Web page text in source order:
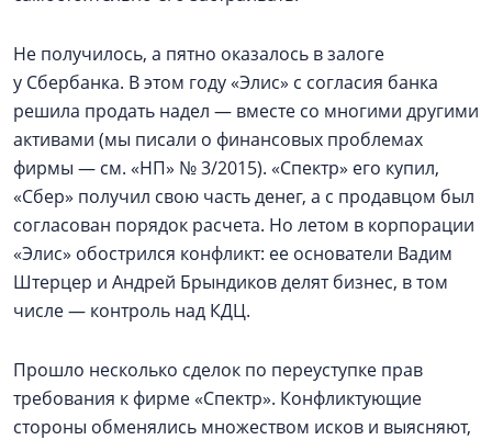
Не получилось, а пятно оказалось в залоге
у Сбербанка. В этом году «Элис» с согласия банка
решила продать надел — вместе со многими другими
активами (мы писали о финансовых проблемах
фирмы — см. «НП» № 3/2015). «Спектр» его купил,
«Сбер» получил свою часть денег, а с продавцом был
согласован порядок расчета. Но летом в корпорации
«Элис» обострился конфликт: ее основатели Вадим
Штерцер и Андрей Брындиков делят бизнес, в том
числе — контроль над КДЦ.
Прошло несколько сделок по переуступке прав
требования к фирме «Спектр». Конфликтующие
стороны обменялись множеством исков и выясняют,